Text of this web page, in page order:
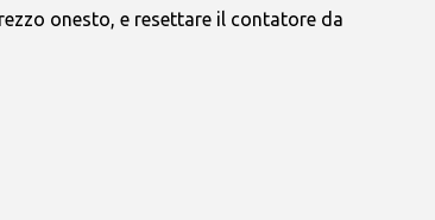
onesto, e resettare il contatore da